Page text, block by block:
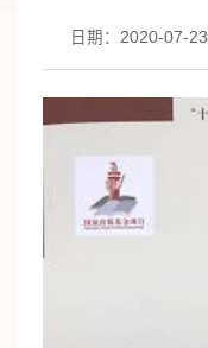
日期：2020-07-23